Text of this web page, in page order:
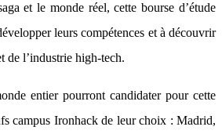
et le monde réel, cette bourse d’étude
leurs compétences et à découvrir
de l’industrie high-tech.
entier pourront candidater pour cette
campus Ironhack de leur choix : Madrid,